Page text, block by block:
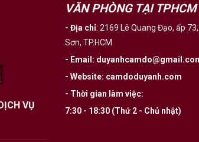
VỤ
VĂN PHÒNG TẠI TPHCM
- Địa chỉ: 2169 Lê Quang Đạo, ấp
Sơn, TP.HCM
- Email :
- Website: camdoduyanh.com
- Thời gian làm việc:
7:30 - 18:30 (Thứ 2 - Chủ nhật)